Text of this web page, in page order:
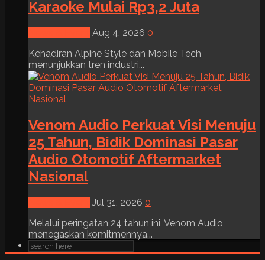
Karaoke Mulai Rp3,2 Juta
Aug 4, 2026 0
Kehadiran Alpine Style dan Mobile Tech
menunjukkan tren industri...
Venom Audio Perkuat Visi Menuju
25 Tahun, Bidik Dominasi Pasar
Audio Otomotif Aftermarket
Nasional
Jul 31, 2026 0
Melalui peringatan 24 tahun ini, Venom Audio
menegaskan komitmennya...